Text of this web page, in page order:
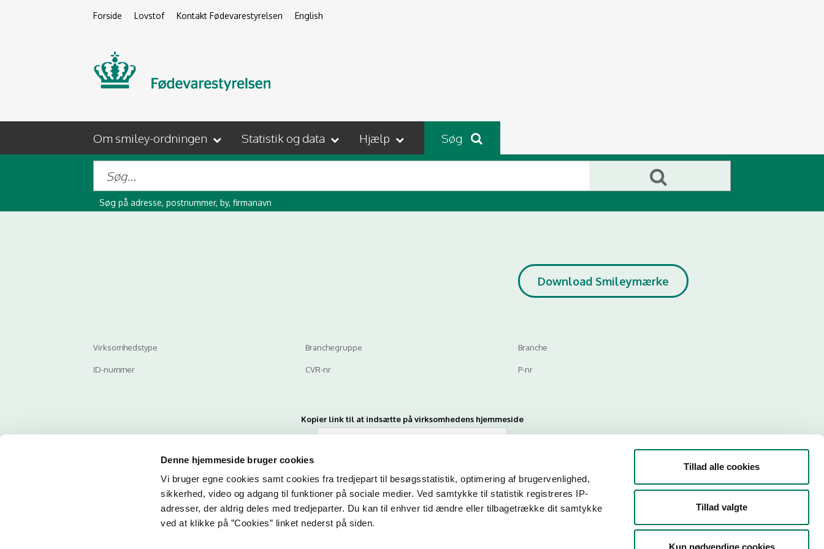
Denne hjemmeside bruger cookies
Vi bruger egne cookies samt cookies fra tredjepart til besøgsstatistik, optimering af brugervenlighed,
sikkerhed, video og adgang til funktioner på sociale medier. Ved samtykke til statistik registreres IP-
adresser, der aldrig deles med tredjeparter. Du kan til enhver tid ændre eller tilbagetrække dit samtykke
ved at klikke på ”Cookies” linket nederst på siden.
Tillad alle cookies
Tillad valgte
Kun nødvendige cookies
Forside Lovstof Kontakt Fødevarestyrelsen English
Om smiley-ordningen Statistik og data Hjælp Søg
Søg på adresse, postnummer, by, firmanavn
Download Smileymærke
Virksomhedstype Branchegruppe Branche
ID-nummer CVR-nr P-nr
Kopier link til at indsætte på virksomhedens hjemmeside
Email
Her kan du indtaste din mail og abonnere på denne virksomheds kontrolrapporter. Så